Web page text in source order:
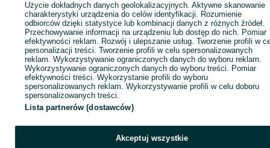
Użycie dokładnych danych geolokalizacyjnych. Aktywne skanowanie
charakterystyki urządzenia do celów identyfikacji. Rozumienie
odbiorców dzięki statystyce lub kombinacji danych z różnych źródeł.
Przechowywanie informacji na urządzeniu lub dostęp do nich. Pomiar
efektywności reklam. Rozwój i ulepszanie usług. Tworzenie profili w
personalizacji treści. Tworzenie profili w celu spersonalizowanych
reklam. Wykorzystywanie ograniczonych danych do wyboru reklam.
Wykorzystywanie ograniczonych danych do wyboru treści. Pomiar
efektywności treści. Wykorzystanie profili do wyboru
spersonalizowanych reklam. Wykorzystywanie profili w celu doboru
spersonalizowanych treści.
Lista partnerów (dostawców)
Akceptuj wszystkie